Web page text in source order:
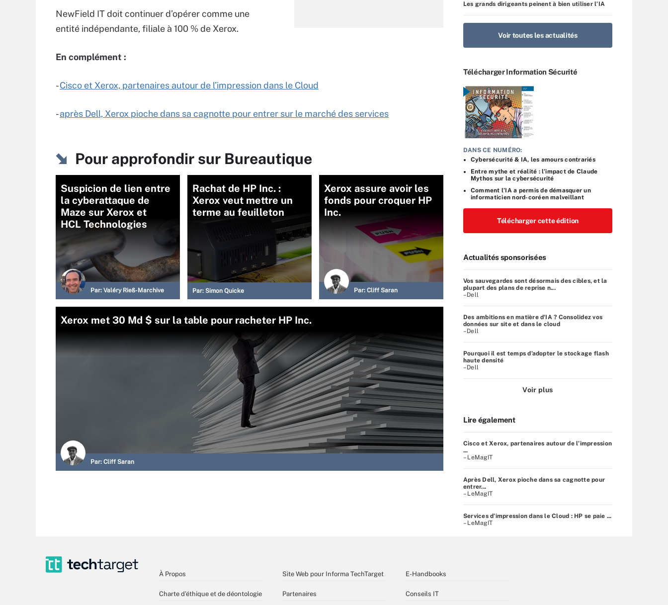
NewField IT doit continuer d’opérer comme une
entité indépendante, filiale à 100 % de Xerox.
En complément :
-Cisco et Xerox, partenaires autour de l’impression dans le Cloud
-après Dell, Xerox pioche dans sa cagnotte pour entrer sur le marché des services
Pour approfondir sur Bureautique
Suspicion de lien entre
la cyberattaque de
Maze sur Xerox et
HCL Technologies
Par: Valéry Rieß-Marchive
Rachat de HP Inc. :
Xerox veut mettre un
terme au feuilleton
Par: Simon Quicke
Xerox assure avoir les
fonds pour croquer HP
Inc.
Par: Cliff Saran
Xerox met 30 Md $ sur la table pour racheter HP Inc.
Par: Cliff Saran
Les grands dirigeants peinent à bien utiliser l’IA
Voir toutes les actualités
Télécharger Information Sécurité
DANS CE NUMÉRO:
Cybersécurité & IA, les amours contrariés
Entre mythe et réalité : l’impact de Claude
Mythos sur la cybersécurité
Comment l’IA a permis de démasquer un
informaticien nord-coréen malveillant
Télécharger cette édition
Actualités sponsorisées
Vos sauvegardes sont désormais des cibles, et la
plupart des plans de reprise n...
–Dell
Des ambitions en matière d'IA ? Consolidez vos
données sur site et dans le cloud
–Dell
Pourquoi il est temps d’adopter le stockage flash
haute densité
–Dell
Voir plus
Lire également
Cisco et Xerox, partenaires autour de l’impression
...
– LeMagIT
Après Dell, Xerox pioche dans sa cagnotte pour
entrer...
– LeMagIT
Services d’impression dans le Cloud : HP se paie ...
– LeMagIT
À Propos
Charte d’éthique et de déontologie
Site Web pour Informa TechTarget
Partenaires
E-Handbooks
Conseils IT